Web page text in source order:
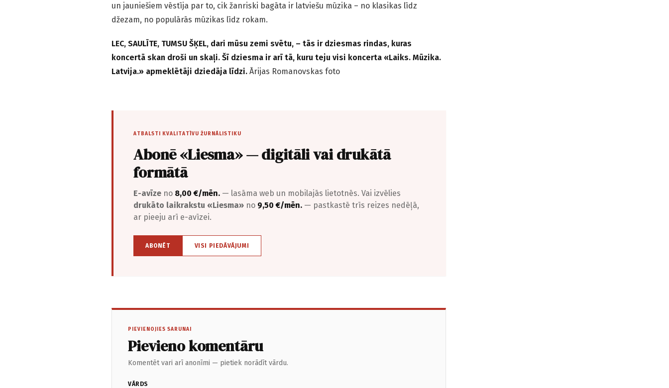
un jauniešiem vēstīja par to, cik žanriski bagāta ir latviešu mūzika – no klasikas līdz
džezam, no populārās mūzikas līdz rokam.
LEC, SAULĪTE, TUMSU ŠĶEL, dari mūsu zemi svētu, – tās ir dziesmas rindas, kuras
koncertā skan droši un skaļi. Šī dziesma ir arī tā, kuru teju visi koncerta «Laiks. Mūzika.
Latvija.» apmeklētāji dziedāja līdzi. Ārijas Romanovskas foto
ATBALSTI KVALITATĪVU ŽURNĀLISTIKU
Abonē «Liesma» — digitāli vai drukātā
formātā
E-avīze no 8,00 €/mēn. — lasāma web un mobilajās lietotnēs. Vai izvēlies
drukāto laikrakstu «Liesma» no 9,50 €/mēn. — pastkastē trīs reizes nedēļā,
ar pieeju arī e-avīzei.
ABONĒT VISI PIEDĀVĀJUMI
PIEVIENOJIES SARUNAI
Pievieno komentāru
Komentēt vari arī anonīmi — pietiek norādīt vārdu.
VĀRDS